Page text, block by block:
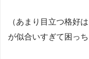
（あまり目立つ格好
が似合いすぎて困っち